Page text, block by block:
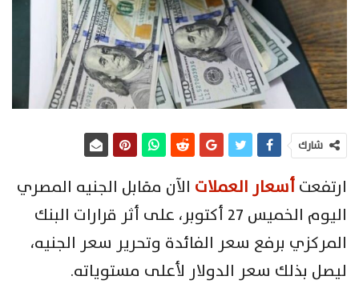
شارك
ارتفعتأسعار العملات الآن مقابل الجنيه المصري
اليوم الخميس 27 أكتوبر، على أثر قرارات البنك
المركزي برفع سعر الفائدة وتحرير سعر الجنيه،
ليصل بذلك سعر الدولار لأعلى مستوياته.